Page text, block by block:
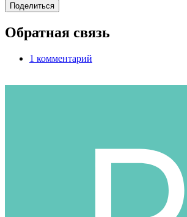
Поделиться
Обратная связь
1 комментарий